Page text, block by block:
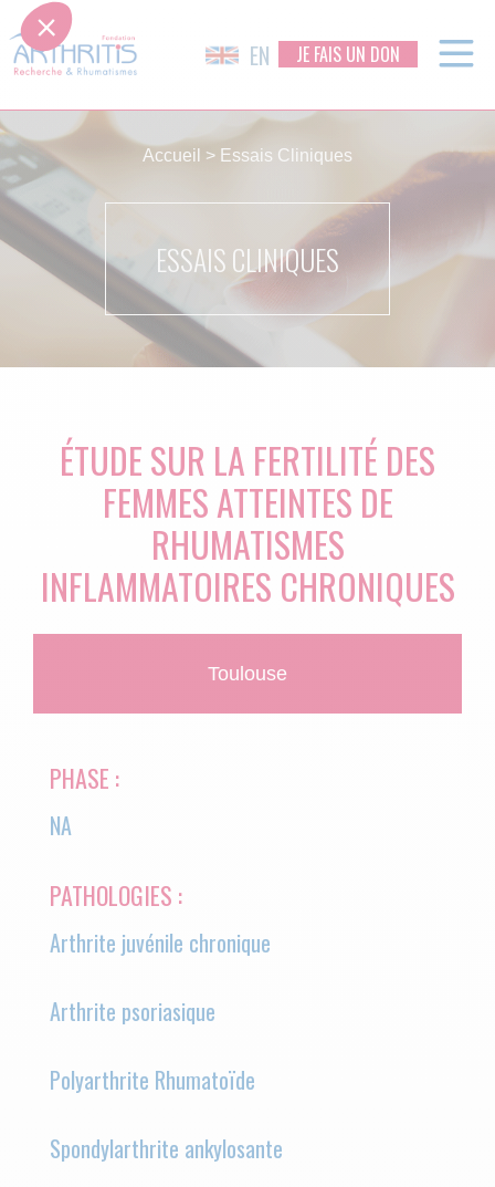
Skip
to
content
EN JE FAIS UN DON
Accueil > Essais Cliniques
ESSAIS CLINIQUES
ÉTUDE SUR LA FERTILITÉ DES
FEMMES ATTEINTES DE
RHUMATISMES
INFLAMMATOIRES CHRONIQUES
Toulouse
PHASE :
NA
PATHOLOGIES :
Arthrite juvénile chronique
Arthrite psoriasique
Polyarthrite Rhumatoïde
Spondylarthrite ankylosante